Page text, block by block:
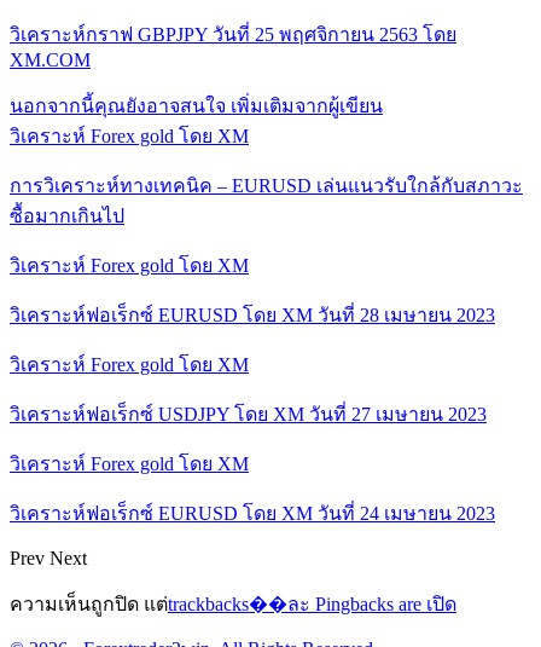
วิเคราะห์กราฟ GBPJPY วันที่ 25 พฤศจิกายน 2563 โดย
XM.COM
นอกจากนี้คุณยังอาจสนใจ เพิ่มเติมจากผู้เขียน
วิเคราะห์ Forex gold โดย XM
การวิเคราะห์ทางเทคนิค – EURUSD เล่นแนวรับใกล้กับสภาวะ
ซื้อมากเกินไป
วิเคราะห์ Forex gold โดย XM
วิเคราะห์ฟอเร็กซ์ EURUSD โดย XM วันที่ 28 เมษายน 2023
วิเคราะห์ Forex gold โดย XM
วิเคราะห์ฟอเร็กซ์ USDJPY โดย XM วันที่ 27 เมษายน 2023
วิเคราะห์ Forex gold โดย XM
วิเคราะห์ฟอเร็กซ์ EURUSD โดย XM วันที่ 24 เมษายน 2023
Prev Next
ความเห็นถูกปิด แต่trackbacks��ละ Pingbacks are เปิด